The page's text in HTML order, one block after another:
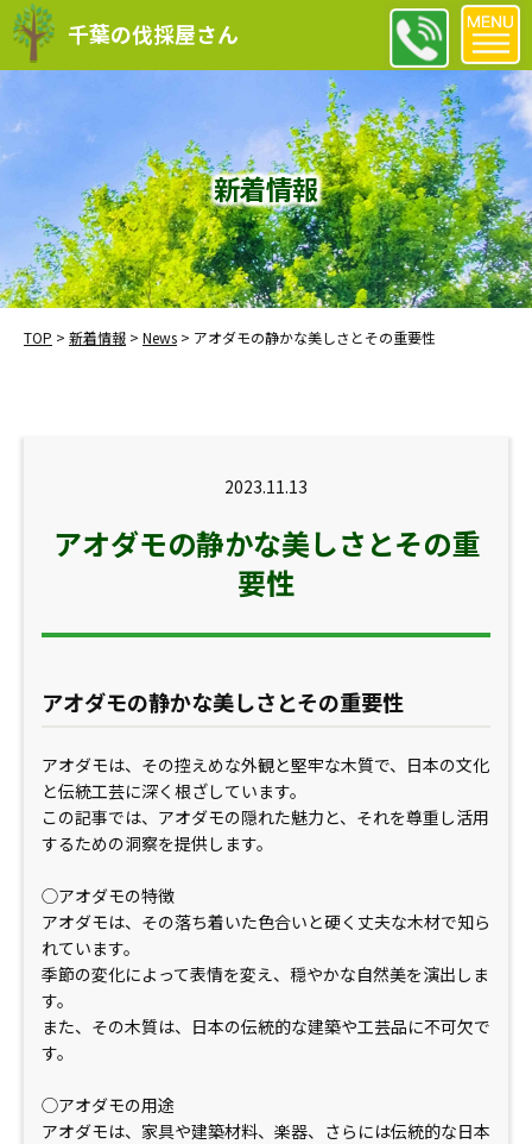
千葉の伐採屋さん
新着情報
TOP > 新着情報 > News > アオダモの静かな美しさとその重要性
2023.11.13
アオダモの静かな美しさとその重
要性
アオダモの静かな美しさとその重要性
アオダモは、その控えめな外観と堅牢な木質で、日本の文化
と伝統工芸に深く根ざしています。
この記事では、アオダモの隠れた魅力と、それを尊重し活用
するための洞察を提供します。
◯アオダモの特徴
アオダモは、その落ち着いた色合いと硬く丈夫な木材で知ら
れています。
季節の変化によって表情を変え、穏やかな自然美を演出しま
す。
また、その木質は、日本の伝統的な建築や工芸品に不可欠で
す。
◯アオダモの用途
アオダモは、家具や建築材料、楽器、さらには伝統的な日本